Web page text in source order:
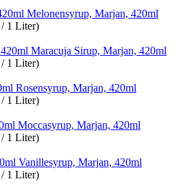
Melonensyrup, Marjan, 420ml
1 Liter)
Maracuja Sirup, Marjan, 420ml
1 Liter)
Rosensyrup, Marjan, 420ml
1 Liter)
Moccasyrup, Marjan, 420ml
1 Liter)
Vanillesyrup, Marjan, 420ml
1 Liter)